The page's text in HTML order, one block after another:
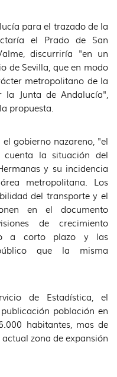
para el trazado de la
el Prado de San
discurriría "en un
de Sevilla, que en modo
metropolitano de la
Junta de Andalucía",
propuesta.
gobierno nazareno, "el
la situación del
y su incidencia
metropolitana. Los
del transporte y el
en el documento
de crecimiento
a corto plazo y las
que la misma
de Estadística, el
población en
habitantes, mas de
zona de expansión